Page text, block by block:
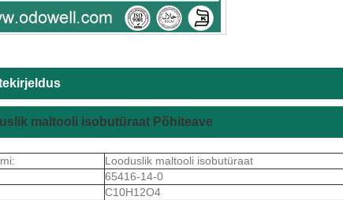
maltooli isobutüraat Põhiteave
Looduslik maltooli isobutüraat
65416-14-0
C10H12O4